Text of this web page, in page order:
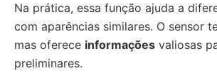
Na prática, essa função ajuda a
com aparências similares. O sensor
mas oferece informações valiosas
preliminares.